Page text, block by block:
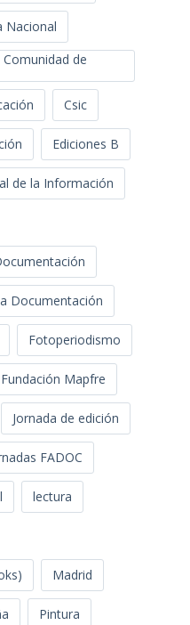
Nacional
de
Csic
Ediciones B
de la Información
Documentación
Fotoperiodismo
Fundación Mapfre
Jornada de edición
FADOC
lectura
Madrid
Pintura